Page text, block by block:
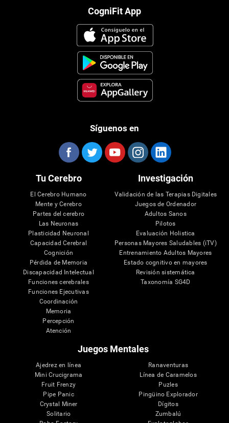
CogniFit App
Síguenos en
Tu Cerebro
El Cerebro Humano
Mente y Cerebro
Partes del cerebro
Las Neuronas
Plasticidad Neuronal
Capacidad Cerebral
Cognición
Pérdida de Memoria
Discapacidad Intelectual
Funciones cerebrales
Funciones Ejecutivas
Coordinación
Memoria
Percepción
Atención
Investigación
Validación de las Terapias Digitales
Juegos de Ordenador
Adultos Sanos
Pilotos
Evaluación Holistica
Personas Mayores Saludables (iTV)
Entrenamiento Adultos Mayores
Estado cognitivo en mayores
Revisión sistemática
Taxonomía SG4D
Juegos Mentales
Ajedrez en línea
Mini Crucigrama
Fruit Frenzy
Pipe Panic
Crystal Miner
Solitario
Ranaventuras
Línea de Caramelos
Puzles
Pingüino Explorador
Dígitos
Zumbalú